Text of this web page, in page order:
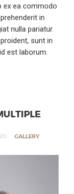
ex ea commodo
in
nulla pariatur.
sunt in
est laborum.
GALLERY